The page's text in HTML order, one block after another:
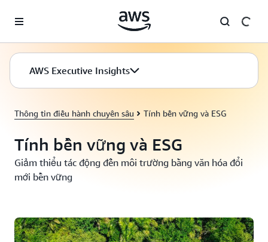
AWS Executive Insights
Thông tin điều hành chuyên sâu Tính bền vững và ESG
Tính bền vững và ESG
Giảm thiểu tác động đến môi trường bằng văn hóa đổi
mới bền vững